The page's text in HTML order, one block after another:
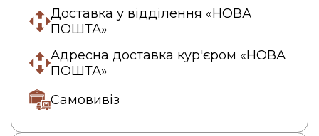
Доставка у відділення «НОВА
ПОШТА»
Адресна доставка кур'єром «НОВА
ПОШТА»
Самовивіз